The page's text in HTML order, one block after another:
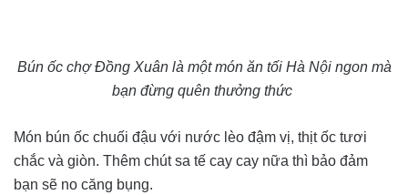
Bún ốc chợ Đồng Xuân là một món ăn tối Hà Nội ngon mà
bạn đừng quên thưởng thức
Món bún ốc chuối đậu với nước lèo đậm vị, thịt ốc tươi
chắc và giòn. Thêm chút sa tế cay cay nữa thì bảo đảm
bạn sẽ no căng bụng.